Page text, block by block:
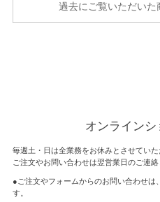
過去にご覧いただいた
オンラインシ
毎週土・日は全業務をお休みとさせてい
ご注文やお問い合わせは翌営業日のご連絡
●ご注文やフォームからのお問い合わせは、
す。